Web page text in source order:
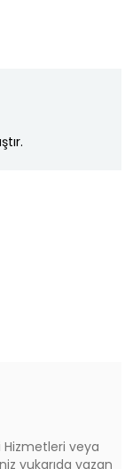
Hizmetleri veya
yukarıda yazan